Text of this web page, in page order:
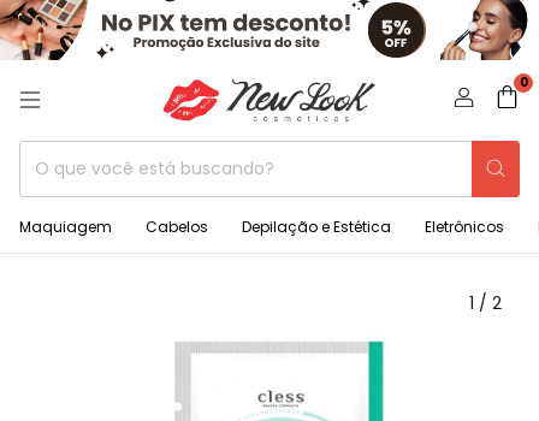
0
Maquiagem Cabelos Depilação e Estética Eletrônicos
1 / 2